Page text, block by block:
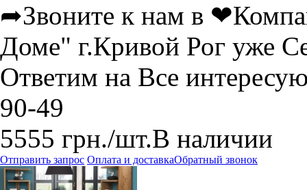
➦Звоните к нам в
Доме" г.Кривой Рог уже
Ответим на Все
90-49
5555 грн./шт.В наличии
Отправить запрос Оплата и доставкаОбратный звонок